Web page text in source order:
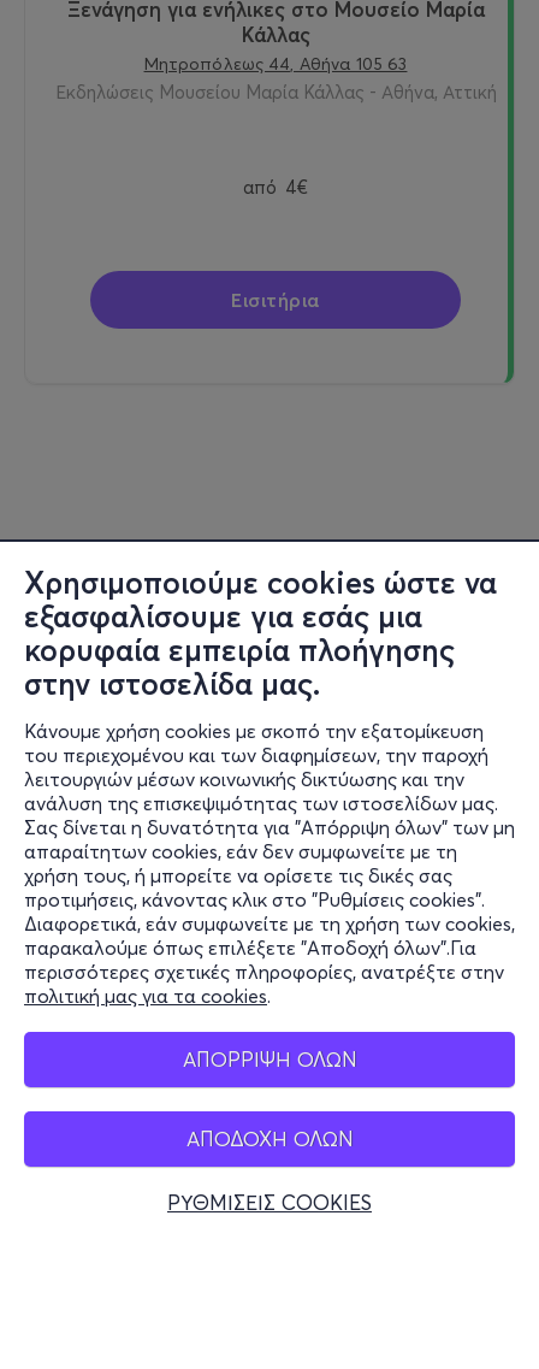
Χρησιμοποιούμε cookies ώστε να
εξασφαλίσουμε για εσάς μια
κορυφαία εμπειρία πλοήγησης
στην ιστοσελίδα μας.
Κάνουμε χρήση cookies με σκοπό την εξατομίκευση
του περιεχομένου και των διαφημίσεων, την παροχή
λειτουργιών μέσων κοινωνικής δικτύωσης και την
ανάλυση της επισκεψιμότητας των ιστοσελίδων μας.
Σας δίνεται η δυνατότητα για "Απόρριψη όλων" των μη
απαραίτητων cookies, εάν δεν συμφωνείτε με τη
χρήση τους, ή μπορείτε να ορίσετε τις δικές σας
προτιμήσεις, κάνοντας κλικ στο "Ρυθμίσεις cookies".
Διαφορετικά, εάν συμφωνείτε με τη χρήση των cookies,
παρακαλούμε όπως επιλέξετε "Αποδοχή όλων".Για
περισσότερες σχετικές πληροφορίες, ανατρέξτε στην
πολιτική μας για τα cookies.
ΑΠΟΡΡΙΨΗ ΟΛΩΝ
ΑΠΟΔΟΧΗ ΟΛΩΝ
ΡΥΘΜΙΣΕΙΣ COOKIES
Ξενάγηση για ενήλικες στο Μουσείο Μαρία
Κάλλας
Μητροπόλεως 44, Αθήνα 105 63
Εκδηλώσεις Μουσείου Μαρία Κάλλας - Αθήνα, Αττική
από 4€
Εισιτήρια
Πληροφορίες
Υποστήριξη
Stay Connected
Mobile app